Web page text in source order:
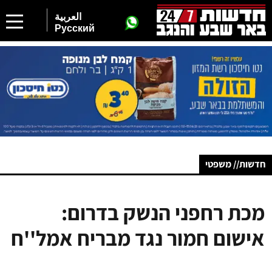
العربية
Русский
חדשות// משפטי
מכת רחפני הנשק בדרום:
אישום חמור נגד מבריח אמל''ח